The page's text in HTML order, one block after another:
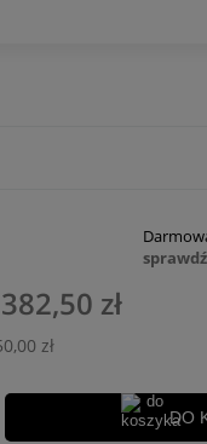
ewentualnych kosztów
zł
zł
DO